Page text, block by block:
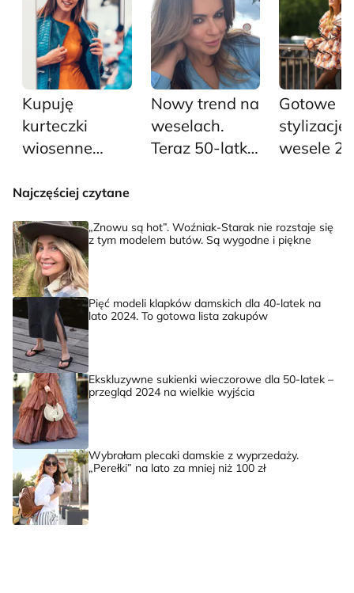
Kupuję
kurteczki
wiosenne
wyprzedaży
głowy na kilka
sezonów
Nowy trend na
weselach.
Teraz 50-latki
komplety
Gotowe
stylizacje
wesele
Najczęściej czytane
„Znowu są hot”. Woźniak-Starak nie rozstaje się
z tym modelem butów. Są wygodne i piękne
Pięć modeli klapków damskich dla 40-latek na
lato 2024. To gotowa lista zakupów
Ekskluzywne sukienki wieczorowe dla 50-latek –
przegląd 2024 na wielkie wyjścia
Wybrałam plecaki damskie z wyprzedaży.
„Perełki” na lato za mniej niż 100 zł